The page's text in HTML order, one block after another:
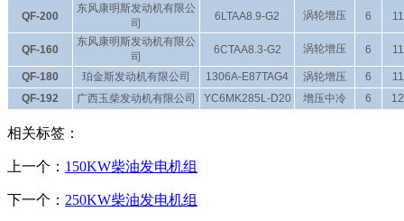
QF-200
东风康明斯发动机有限公
司
6LTAA8.9-G2 涡轮增压 6
QF-160
东风康明斯发动机有限公
司
6CTAA8.3-G2 涡轮增压 6
QF-180 珀金斯发动机有限公司 1306A-E87TAG4 涡轮增压 6
QF-192
广西玉柴发动机有限公司 YC6MK285L-D20 增压中冷 6
相关标签：
上一个： 150KW柴油发电机组
下一个： 250KW柴油发电机组